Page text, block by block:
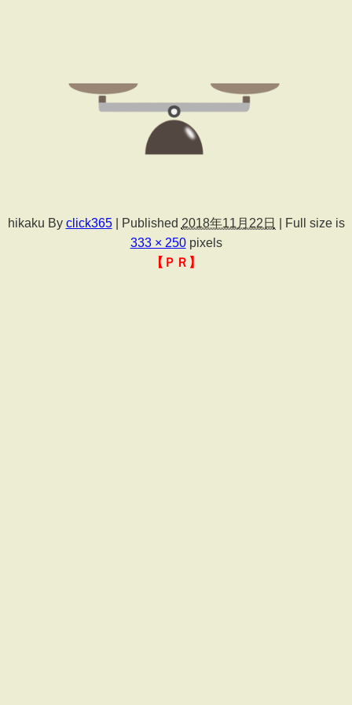
hikaku By click365 Published 2018年11月22日
Full size is
333 × 250pixels
【ＰＲ】